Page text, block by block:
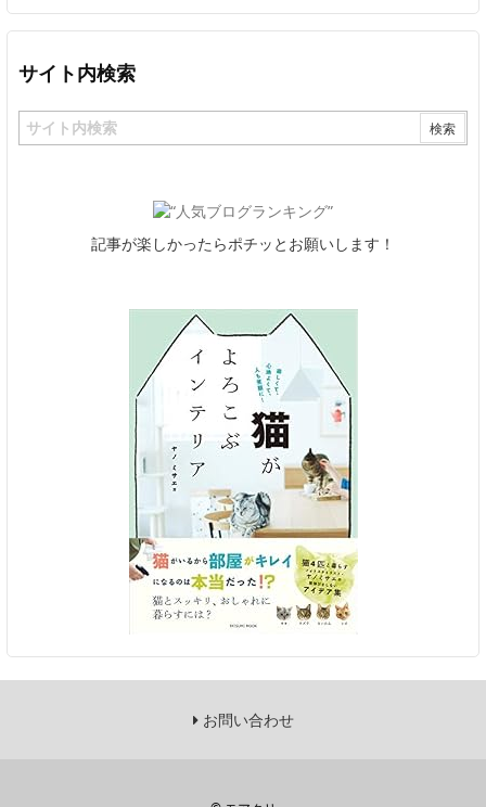
サイト内検索
記事が楽しかったらポチッとお願いします！
お問い合わせ